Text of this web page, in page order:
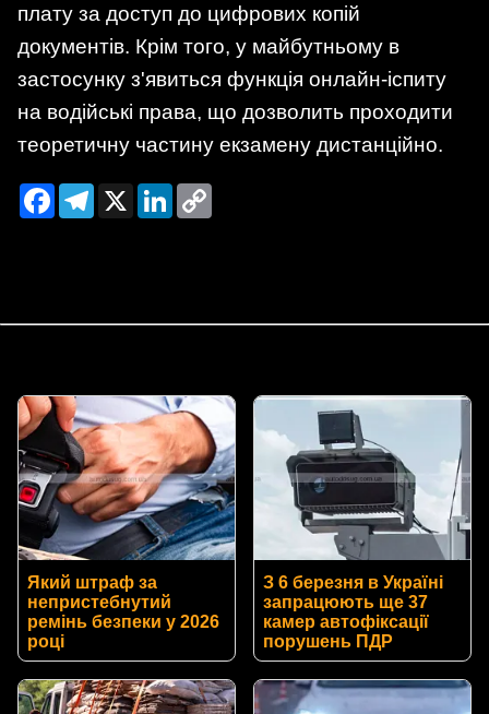
плату за доступ до цифрових копій
документів. Крім того, у майбутньому в
застосунку з'явиться функція онлайн-іспиту
на водійські права, що дозволить проходити
теоретичну частину екзамену дистанційно.
FacebookTelegram
X LinkedIn
Який штраф за
непристебнутий
ремінь безпеки у 2026
році
З 6 березня в Україні
запрацюють ще 37
камер автофіксації
порушень ПДР